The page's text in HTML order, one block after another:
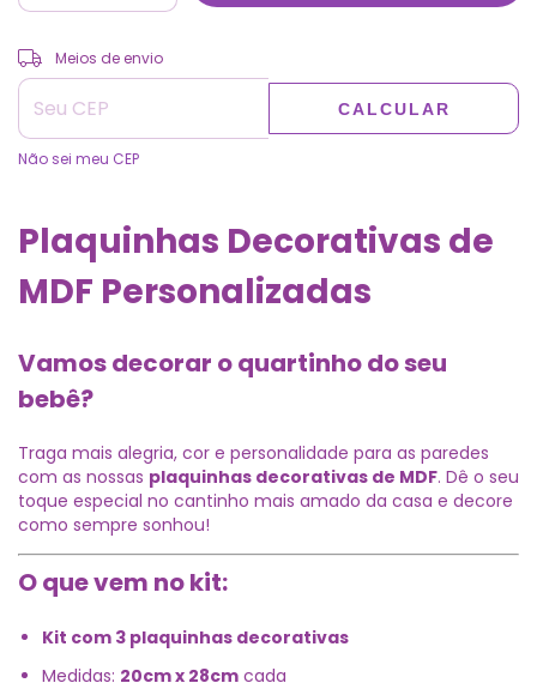
Entregas para o CEP:
Meios de envio
CALCULAR
Não sei meu CEP
Plaquinhas Decorativas de
MDF Personalizadas
Vamos decorar o quartinho do seu
bebê?
Traga mais alegria, cor e personalidade para as paredes
com as nossas plaquinhas decorativas de MDF. Dê o seu
toque especial no cantinho mais amado da casa e decore
como sempre sonhou!
O que vem no kit:
Kit com 3 plaquinhas decorativas
Medidas: 20cm x 28cm cada